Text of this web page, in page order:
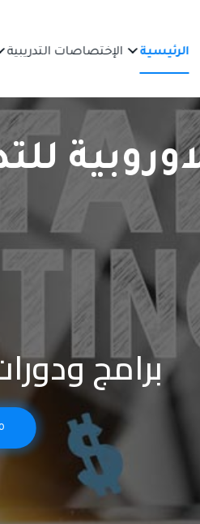
الرئيسية الإختصاصات التدريبية
برامج ودورات